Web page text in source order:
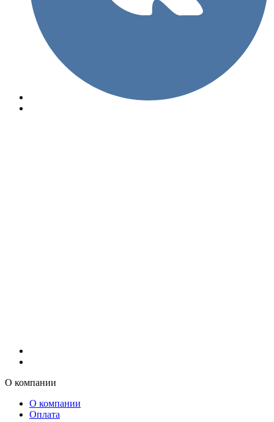
О компании
О компании
Оплата